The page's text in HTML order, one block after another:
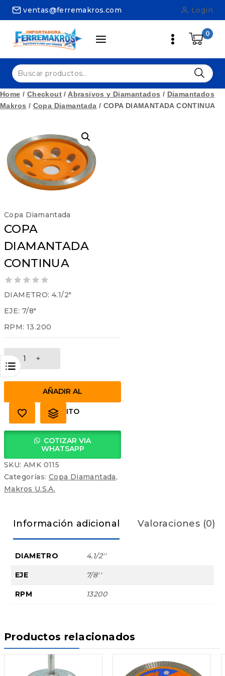
Skip
ventas@ferremakros.com Login
0
Buscar
por:
Home / Checkout / Abrasivos y Diamantados / Diamantados
Makros / Copa Diamantada / COPA DIAMANTADA CONTINUA
Copa Diamantada
COPA
DIAMANTADA
CONTINUA
0
of
DIAMETRO: 4.1/2″
EJE: 7/8″
RPM: 13.200
COPA
DIAMANTADA
CONTINUA
cantidadAÑADIR AL
CARRITO
COTIZAR VIA
WHATSAPP
SKU: AMK 0115
Categorías: Copa Diamantada,
Makros U.S.A.
Información adicional Valoraciones (0)
DIAMETRO 4.1/2''
EJE 7/8''
RPM 13200
Productos relacionados